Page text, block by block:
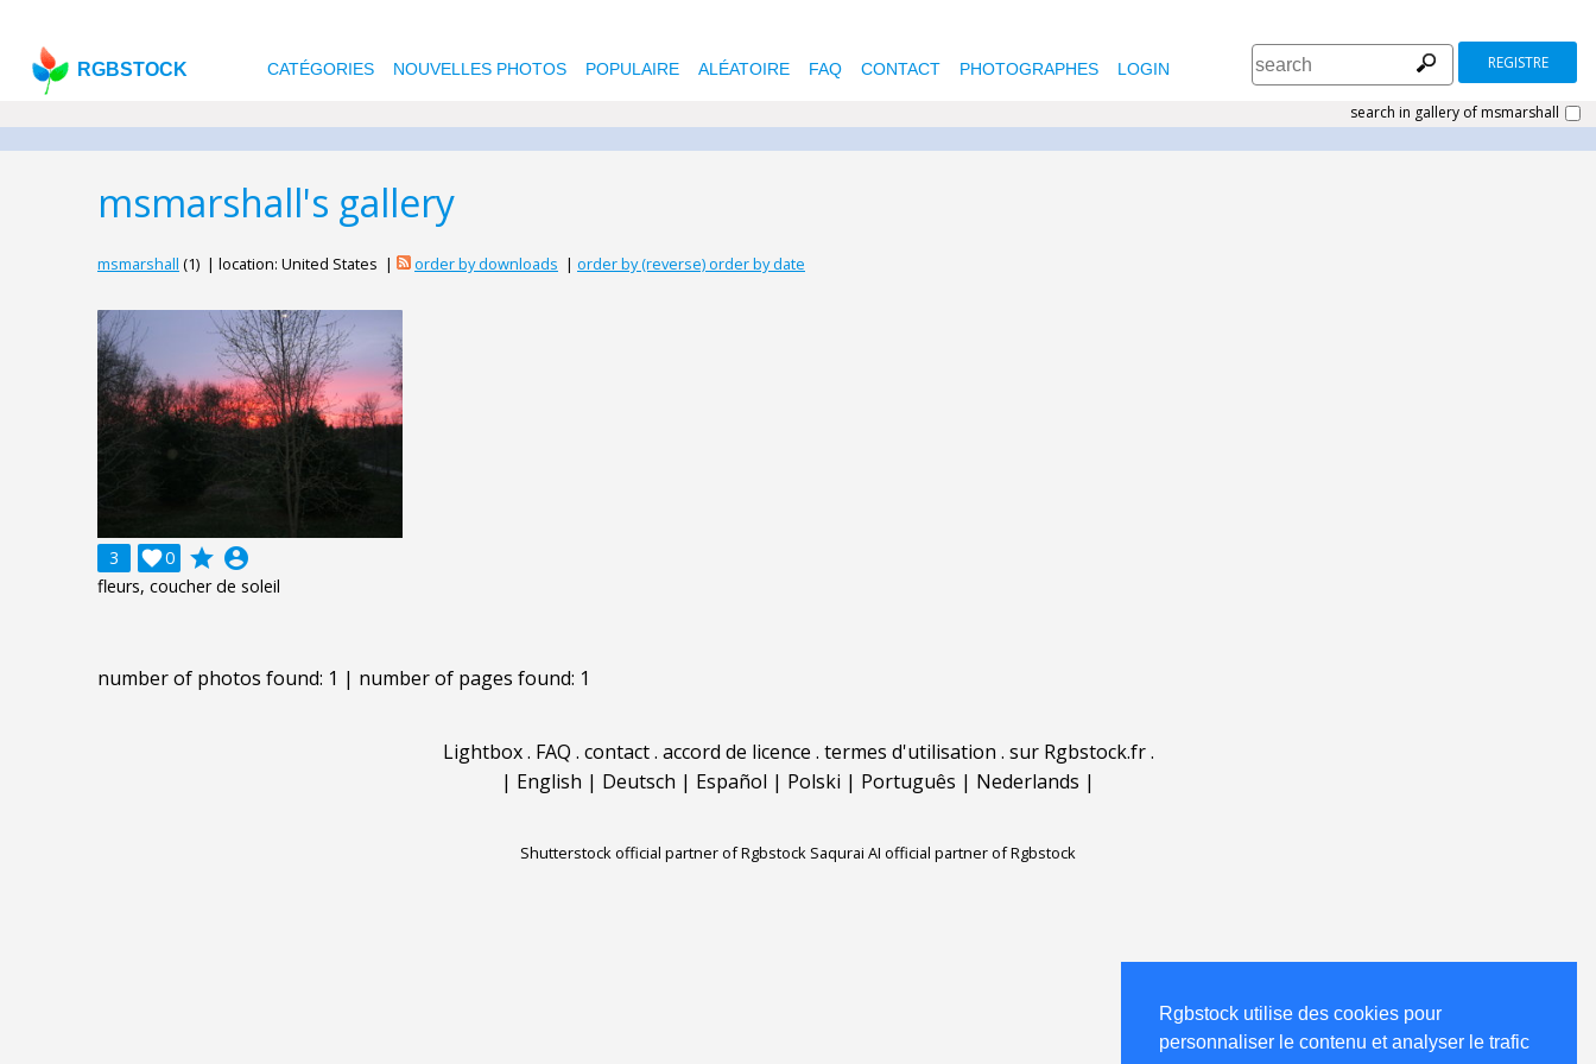
Rgbstock utilise des cookies pour
personnaliser le contenu et analyser le trafic
RGBSTOCK CATÉGORIES NOUVELLES PHOTOS POPULAIRE ALÉATOIRE FAQ CONTACT PHOTOGRAPHES LOGIN REGISTRE
search in gallery of msmarshall
msmarshall's gallery
msmarshall (1) | location: United States | order by downloads | order by (reverse) order by date
3 0
 grade account_circle
fleurs, coucher de soleil
number of photos found: 1 | number of pages found: 1
Lightbox. FAQ . contact. accord de licence . termes d'utilisation . sur Rgbstock.fr.
| English | Deutsch | Español | Polski | Português | Nederlands |
Shutterstock official partner of Rgbstock Saqurai AI official partner of Rgbstock